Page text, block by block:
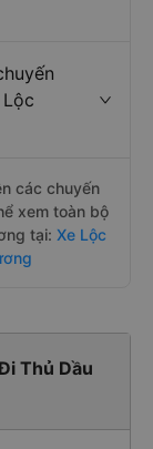
các chuyến
xem toàn bộ
tại: Xe Lộc
Thủ Dầu